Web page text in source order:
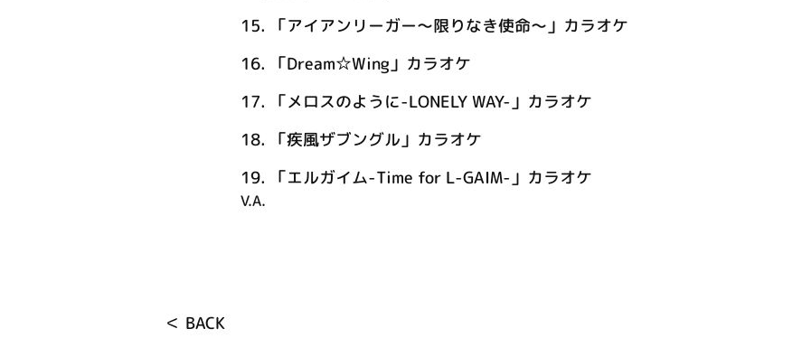
15.
「アイアンリーガー～限りなき使命～」カラオケ
16.
「Dream☆Wing」カラオケ
17.
「メロスのように-LONELY WAY-」カラオケ
18.
「疾風ザブングル」カラオケ
19.
「エルガイム-Time for L-GAIM-」カラオケ
V.A.
＜ BACK